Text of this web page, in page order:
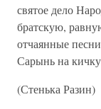
святое дело
братскую,
отчаянные
Сарынь на
(Стенька Разин)